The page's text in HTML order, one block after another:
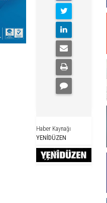
Haber Kaynağı
YENİDÜZEN